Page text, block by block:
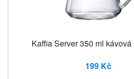
Kaffia Server 350 ml
199 Kč